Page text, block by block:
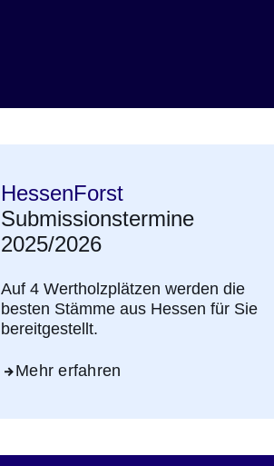
HessenForst
Submissionstermine
2025/2026
Auf 4 Wertholzplätzen werden die
besten Stämme aus Hessen für Sie
bereitgestellt.
Mehr erfahren